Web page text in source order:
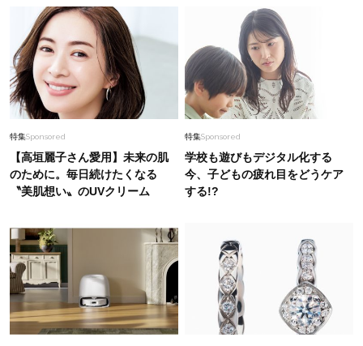
特集Sponsored
【高垣麗子さん愛用】未来の肌
のために。毎日続けたくなる
〝美肌想い〟のUVクリーム
特集Sponsored
学校も遊びもデジタル化する
今、子どもの疲れ目をどうケア
する!?